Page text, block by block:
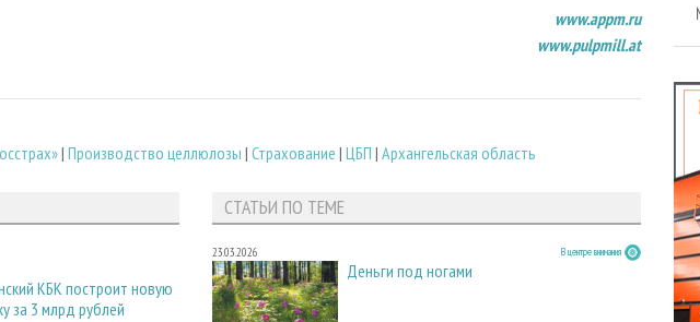
www.appm.ru
www.pulpmill.at
| Производство целлюлозы | Страхование | ЦБП | Архангельская область
КБК построит новую
за 3 млрд рублей
СТАТЬИ ПО ТЕМЕ
23.03.2026 В центре внимания
Деньги под ногами